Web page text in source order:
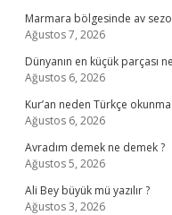
Marmara bölgesinde av
Ağustos 7, 2026
Dünyanın en küçük parçası
Ağustos 6, 2026
Kur’an neden Türkçe
Ağustos 6, 2026
Avradım demek ne demek ?
Ağustos 5, 2026
Ali Bey büyük mü yazılır ?
Ağustos 3, 2026